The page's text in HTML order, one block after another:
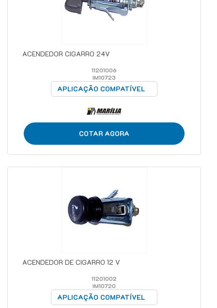
ACENDEDOR CIGARRO 24V
11201006
IM10723
APLICAÇÃO COMPATÍVEL
COTAR AGORA
ACENDEDOR DE CIGARRO 12 V
11201002
IM10720
APLICAÇÃO COMPATÍVEL